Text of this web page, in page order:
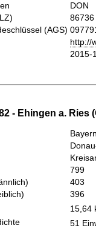
DON
86736
(AGS)
http://
2015-
- Ehingen a. Ries
799
403
396
15,64
51